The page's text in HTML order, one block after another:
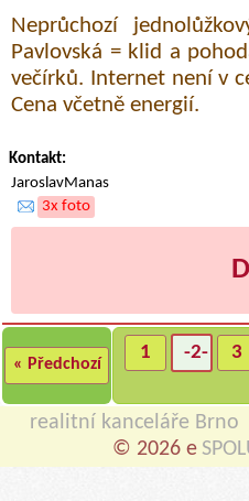
Neprůchozí
Pavlovská = klid a
večírků. Internet není v
Cena včetně energií.
Kontakt:
JaroslavManas
3x foto
« Předchozí
1 -2- 3
realitní kanceláře Brno
© 2026 e